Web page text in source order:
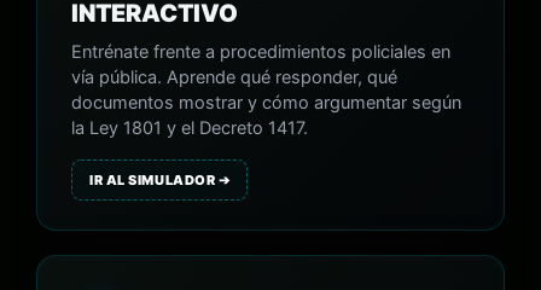
INTERACTIVO
Entrénate frente a procedimientos policiales en
vía pública. Aprende qué responder, qué
documentos mostrar y cómo argumentar según
la Ley 1801 y el Decreto 1417.
IR AL SIMULADOR ➔